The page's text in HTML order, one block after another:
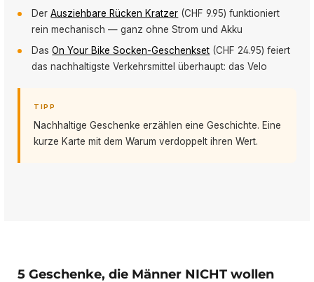
DerAusziehbare Rücken Kratzer (CHF 9.95) funktioniert
rein mechanisch — ganz ohne Strom und Akku
DasOn Your Bike Socken-Geschenkset (CHF 24.95) feiert
das nachhaltigste Verkehrsmittel überhaupt: das Velo
TIPP
Nachhaltige Geschenke erzählen eine Geschichte. Eine
kurze Karte mit dem Warum verdoppelt ihren Wert.
5 Geschenke, die Männer NICHT wollen